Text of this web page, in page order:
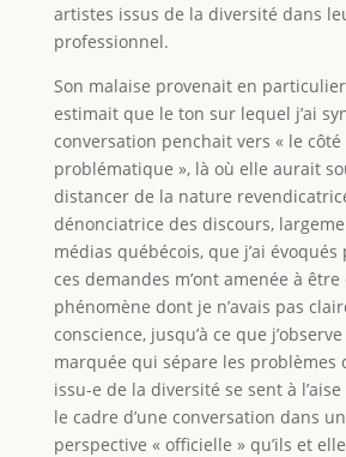
artistes issus de la diversité dans
professionnel.
Son malaise provenait en
estimait que le ton sur lequel j’ai
conversation penchait vers « le
problématique », là où elle aurait
distancer de la nature
dénonciatrice des discours,
médias québécois, que j’ai
ces demandes m’ont amenée à
phénomène dont je n’avais pas
conscience, jusqu’à ce que
marquée qui sépare les problèmes
issu-e de la diversité se sent à
le cadre d’une conversation dans
perspective « officielle » qu’ils et